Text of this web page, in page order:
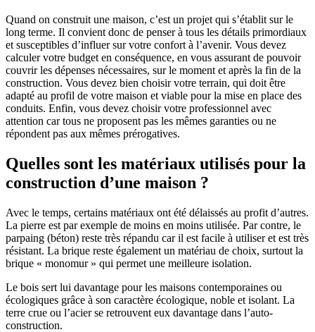
Quand on construit une maison, c’est un projet qui s’établit sur le
long terme. Il convient donc de penser à tous les détails primordiaux
et susceptibles d’influer sur votre confort à l’avenir. Vous devez
calculer votre budget en conséquence, en vous assurant de pouvoir
couvrir les dépenses nécessaires, sur le moment et après la fin de la
construction. Vous devez bien choisir votre terrain, qui doit être
adapté au profil de votre maison et viable pour la mise en place des
conduits. Enfin, vous devez choisir votre professionnel avec
attention car tous ne proposent pas les mêmes garanties ou ne
répondent pas aux mêmes prérogatives.
Quelles sont les matériaux utilisés pour la
construction d’une maison ?
Avec le temps, certains matériaux ont été délaissés au profit d’autres.
La pierre est par exemple de moins en moins utilisée. Par contre, le
parpaing (béton) reste très répandu car il est facile à utiliser et est très
résistant. La brique reste également un matériau de choix, surtout la
brique « monomur » qui permet une meilleure isolation.
Le bois sert lui davantage pour les maisons contemporaines ou
écologiques grâce à son caractère écologique, noble et isolant. La
terre crue ou l’acier se retrouvent eux davantage dans l’auto-
construction.